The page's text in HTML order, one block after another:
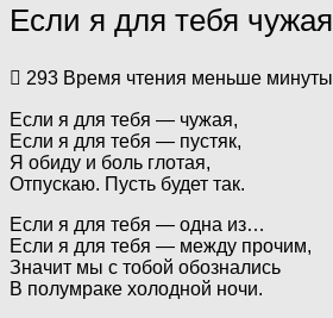
Если я для тебя чужая
293 Время чтения меньше минуты
Если я для тебя — чужая,
Если я для тебя — пустяк,
Я обиду и боль глотая,
Отпускаю. Пусть будет так.
Если я для тебя — одна из…
Если я для тебя — между прочим,
Значит мы с тобой обознались
В полумраке холодной ночи.